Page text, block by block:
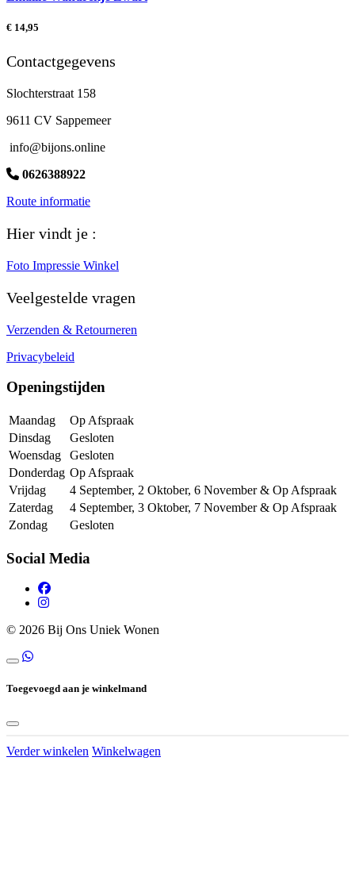
€ 14,95
Contactgegevens
Slochterstraat 158
9611 CV Sappemeer
info@bijons.online
0626388922
Route informatie
Hier vindt je :
Foto Impressie Winkel
Veelgestelde vragen
Verzenden & Retourneren
Privacybeleid
Openingstijden
Maandag
Op Afspraak
Dinsdag
Gesloten
Woensdag
Gesloten
Donderdag Op Afspraak
Vrijdag
4 September, 2 Oktober, 6 November & Op Afspraak
Zaterdag
4 September, 3 Oktober, 7 November & Op Afspraak
Zondag
Gesloten
Social Media
© 2026 Bij Ons Uniek Wonen
Toegevoegd aan je winkelmand
Verder winkelen Winkelwagen